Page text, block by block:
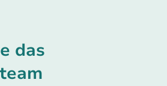
das